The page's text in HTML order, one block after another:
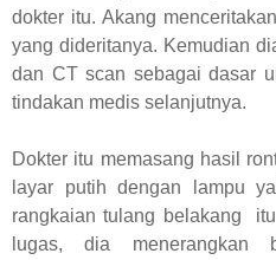
dokter itu. Akang
yang dideritanya. Kemudian
dan CT scan sebagai dasar
tindakan medis selanjutnya.
Dokter itu memasang hasil
layar putih dengan lampu
rangkaian tulang belakang
lugas, dia menerangkan